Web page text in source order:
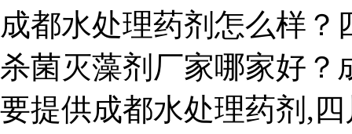
成都水处理药剂怎么样
杀菌灭藻剂厂家哪家好
要提供成都水处理药剂,